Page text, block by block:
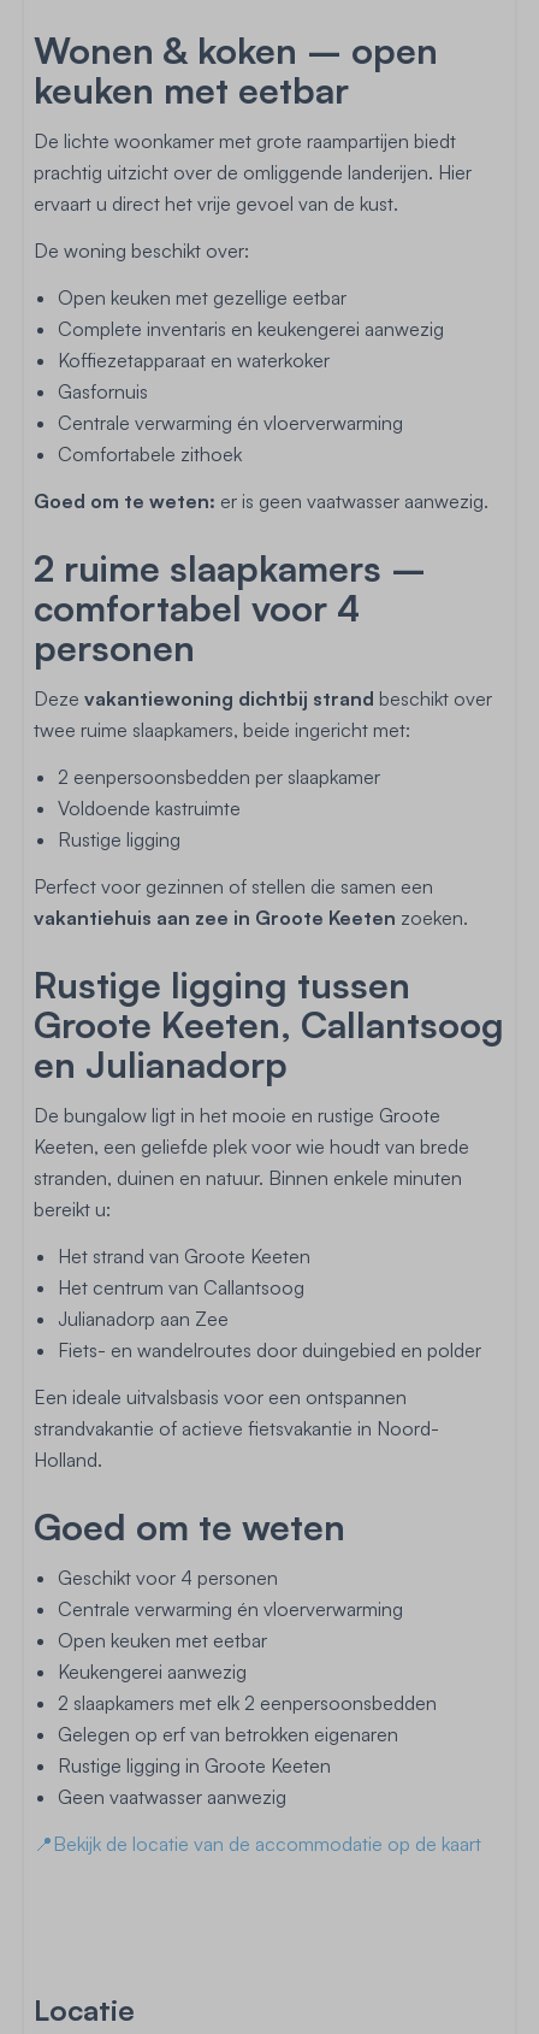
Wonen & koken – open
keuken met eetbar
De lichte woonkamer met grote raampartijen biedt
prachtig uitzicht over de omliggende landerijen. Hier
ervaart u direct het vrije gevoel van de kust.
De woning beschikt over:
Open keuken met gezellige eetbar
Complete inventaris en keukengerei aanwezig
Koffiezetapparaat en waterkoker
Gasfornuis
Centrale verwarming én vloerverwarming
Comfortabele zithoek
Goed om te weten: er is geen vaatwasser aanwezig.
2 ruime slaapkamers –
comfortabel voor 4
personen
Deze vakantiewoning dichtbij strand beschikt over
twee ruime slaapkamers, beide ingericht met:
2 eenpersoonsbedden per slaapkamer
Voldoende kastruimte
Rustige ligging
Perfect voor gezinnen of stellen die samen een
vakantiehuis aan zee in Groote Keeten zoeken.
Rustige ligging tussen
Groote Keeten, Callantsoog
en Julianadorp
De bungalow ligt in het mooie en rustige Groote
Keeten, een geliefde plek voor wie houdt van brede
stranden, duinen en natuur. Binnen enkele minuten
bereikt u:
Het strand van Groote Keeten
Het centrum van Callantsoog
Julianadorp aan Zee
Fiets- en wandelroutes door duingebied en polder
Een ideale uitvalsbasis voor een ontspannen
strandvakantie of actieve fietsvakantie in Noord-
Holland.
Goed om te weten
Geschikt voor 4 personen
Centrale verwarming én vloerverwarming
Open keuken met eetbar
Keukengerei aanwezig
2 slaapkamers met elk 2 eenpersoonsbedden
Gelegen op erf van betrokken eigenaren
Rustige ligging in Groote Keeten
Geen vaatwasser aanwezig
📍Bekijk de locatie van de accommodatie op de kaart
Locatie